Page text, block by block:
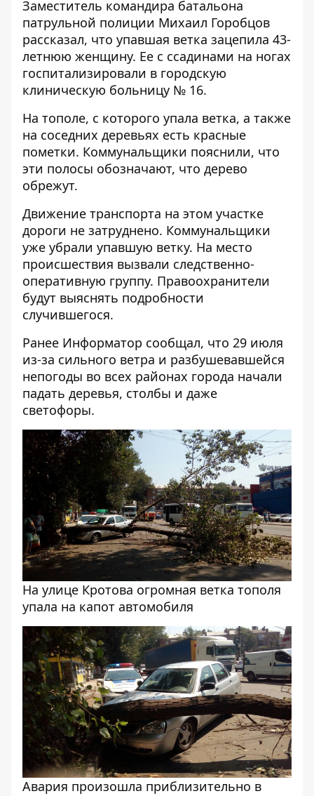
Заместитель командира батальона
патрульной полиции Михаил Горобцов
рассказал, что упавшая ветка зацепила 43-
летнюю женщину. Ее с ссадинами на ногах
госпитализировали в городскую
клиническую больницу № 16.
На тополе, с которого упала ветка, а также
на соседних деревьях есть красные
пометки. Коммунальщики пояснили, что
эти полосы обозначают, что дерево
обрежут.
Движение транспорта на этом участке
дороги не затруднено. Коммунальщики
уже убрали упавшую ветку. На место
происшествия вызвали следственно-
оперативную группу. Правоохранители
будут выяснять подробности
случившегося.
Ранее Информатор сообщал, что 29 июля
из-за сильного ветра и разбушевавшейся
непогоды во всех районах города начали
падать деревья, столбы и даже
светофоры.
На улице Кротова огромная ветка тополя
упала на капот автомобиля
Авария произошла приблизительно в